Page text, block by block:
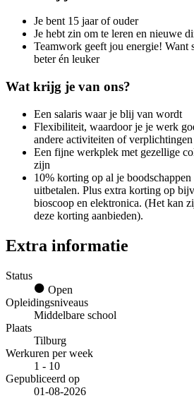
Je bent 15 jaar of ouder
Je hebt zin om te leren en nieuwe
Teamwork geeft jou energie! Want
beter én leuker
Wat krijg je van ons?
Een salaris waar je blij van wordt
Flexibiliteit, waardoor je je werk
andere activiteiten of verplichtingen
Een fijne werkplek met gezellige
zijn
10% korting op al je
uitbetalen. Plus extra korting op
bioscoop en elektronica. (Het kan
deze korting aanbieden).
Extra informatie
Status
Open
Opleidingsniveaus
Middelbare school
Plaats
Tilburg
Werkuren per week
1 - 10
Gepubliceerd op
01-08-2026